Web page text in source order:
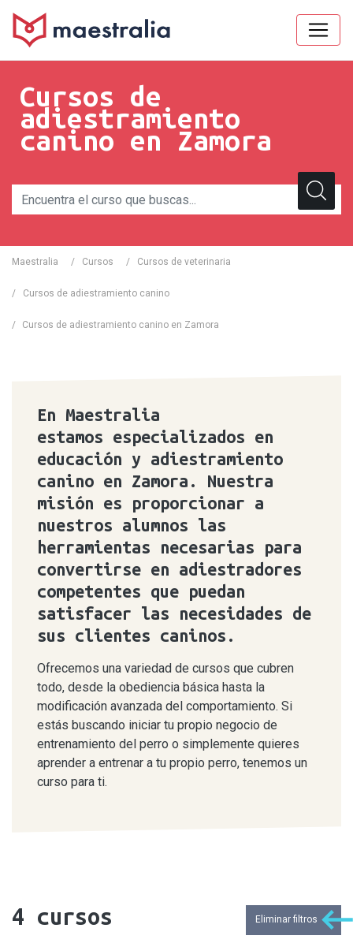
Cursos de
adiestramiento
canino en Zamora
Maestralia / Cursos / Cursos de veterinaria
/ Cursos de adiestramiento canino
/ Cursos de adiestramiento canino en Zamora
En Maestralia
estamos especializados en
educación y adiestramiento
canino en Zamora. Nuestra
misión es proporcionar a
nuestros alumnos las
herramientas necesarias para
convertirse en adiestradores
competentes que puedan
satisfacer las necesidades de
sus clientes caninos.
Ofrecemos una variedad de cursos que cubren
todo, desde la obediencia básica hasta la
modificación avanzada del comportamiento. Si
estás buscando iniciar tu propio negocio de
entrenamiento del perro o simplemente quieres
aprender a entrenar a tu propio perro, tenemos un
curso para ti.
4 cursos Eliminar filtros